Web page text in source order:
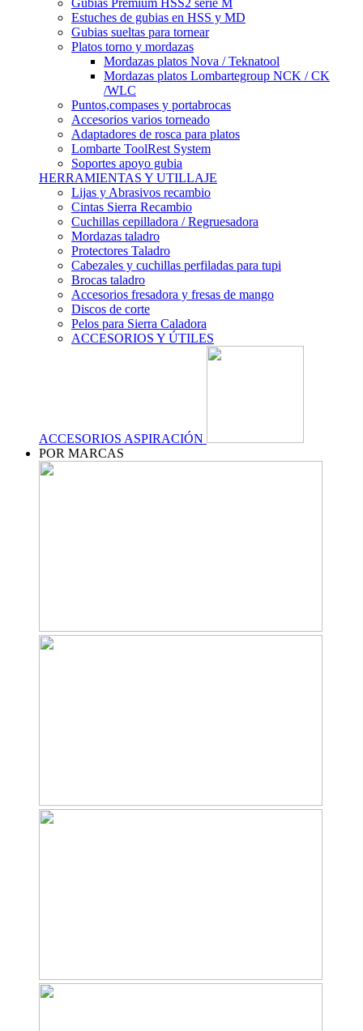
Gubias Premium HSS2 serie M
Estuches de gubias en HSS y MD
Gubias sueltas para tornear
Platos torno y mordazas
Mordazas platos Nova / Teknatool
Mordazas platos Lombartegroup NCK / CK
/WLC
Puntos,compases y portabrocas
Accesorios varios torneado
Adaptadores de rosca para platos
Lombarte ToolRest System
Soportes apoyo gubia
HERRAMIENTAS Y UTILLAJE
Lijas y Abrasivos recambio
Cintas Sierra Recambio
Cuchillas cepilladora / Regruesadora
Mordazas taladro
Protectores Taladro
Cabezales y cuchillas perfiladas para tupi
Brocas taladro
Accesorios fresadora y fresas de mango
Discos de corte
Pelos para Sierra Caladora
ACCESORIOS Y ÚTILES
ACCESORIOS ASPIRACIÓN
POR MARCAS